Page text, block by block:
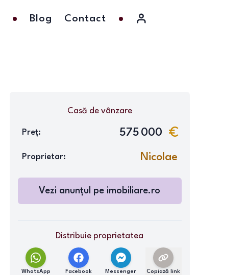
Blog Contact
Casă de vânzare
Preț: 575 000
Proprietar: Nicolae
Vezi anunțul pe imobiliare.ro
Distribuie proprietatea
WhatsApp Facebook Messenger Copiază link